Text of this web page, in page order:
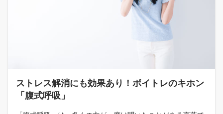
ストレス解消にも効果あり！ボイトレのキホン
「腹式呼吸」